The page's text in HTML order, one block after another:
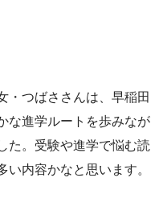
・つばささんは、早稲田
な進学ルートを歩みなが
た。受験や進学で悩む読
内容かなと思います。